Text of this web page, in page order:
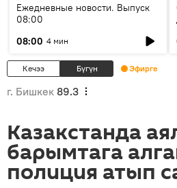
Ежедневные новости. Выпуск
08:00
08:00 4 мин
Кечээ Бүгүн Эфирге
г. Бишкек 89.3
Казакстанда
барымтага
полиция атып